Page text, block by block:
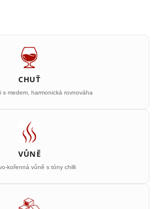
CHUŤ
s medem, harmonická rovnováha
VŮNĚ
kořenná vůně s tóny chilli